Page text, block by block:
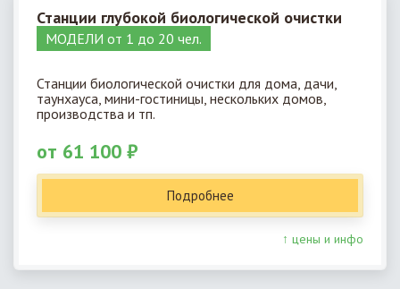
Станции глубокой биологической очистки
МОДЕЛИ от 1 до 20 чел.
Станции биологической очистки для дома, дачи,
таунхауса, мини-гостиницы, нескольких домов,
производства и тп.
от 61 100 ₽
Подробнее
↑ цены и инфо